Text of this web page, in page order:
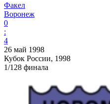
Факел
Воронеж
0
:
4
26 май 1998
Кубок России, 1998
1/128 финала